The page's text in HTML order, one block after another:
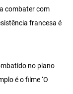
combater com
francesa é
no plano
é o filme ‘O